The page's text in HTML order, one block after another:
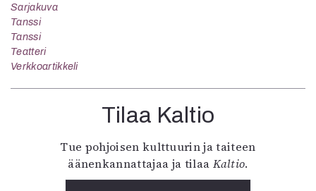
Sarjakuva
Tanssi
Tanssi
Teatteri
Verkkoartikkeli
Tilaa Kaltio
Tue pohjoisen kulttuurin ja taiteen
äänenkannattajaa ja tilaa Kaltio.